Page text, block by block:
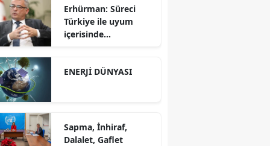
Erhürman: Süreci
Türkiye ile uyum
içerisinde
ENERJİ DÜNYASI
Sapma, İnhiraf,
Dalalet, Gaflet